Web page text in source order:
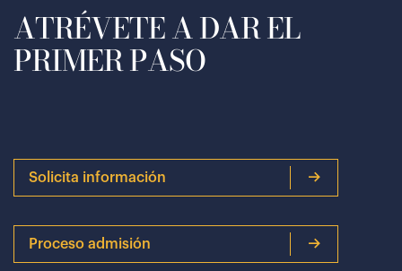
ATRÉVETE A DAR EL
PRIMER PASO
Solicita información
Proceso admisión